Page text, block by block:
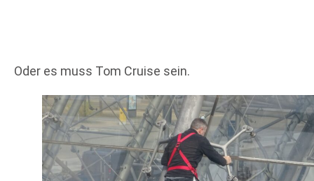
Oder es muss Tom Cruise sein.